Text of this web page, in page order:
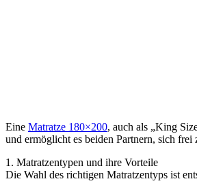
Eine Matratze 180×200, auch als „King
und ermöglicht es beiden Partnern, sich
1. Matratzentypen und ihre Vorteile
Die Wahl des richtigen Matratzentyps ist